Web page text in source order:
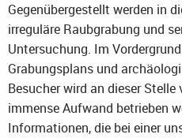
Gegenübergestellt werden in
irreguläre Raubgrabung und
Untersuchung. Im
Grabungsplans und
Besucher wird an dieser
immense Aufwand betrieben
Informationen, die bei einer